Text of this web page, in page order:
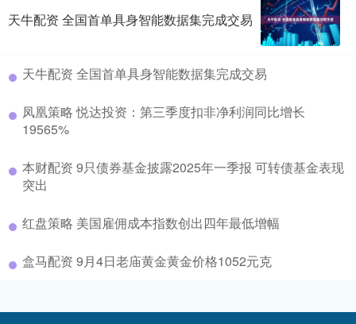
天牛配资 全国首单具身智能数据集完成交易
天牛配资 全国首单具身智能数据集完成交易
凤凰策略 悦达投资：第三季度扣非净利润同比增长
19565%
本财配资 9只债券基金披露2025年一季报 可转债基金表现
突出
红盘策略 美国雇佣成本指数创出四年最低增幅
盒马配资 9月4日老庙黄金黄金价格1052元克